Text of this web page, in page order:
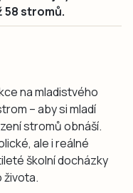
58 stromů.
na mladistvého
– aby si mladí
stromů obnáší.
ale i reálné
školní docházky
života.